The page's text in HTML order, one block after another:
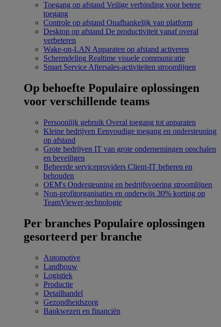
Toegang op afstand Veilige verbinding voor betere
toegang
Controle op afstand Onafhankelijk van platform
Desktop op afstand De productiviteit vanaf overal
verbeteren
Wake-on-LAN Apparaten op afstand activeren
Schermdeling Realtime visuele communicatie
Smart Service Aftersales-activiteiten stroomlijnen
Op behoefte Populaire oplossingen
voor verschillende teams
Persoonlijk gebruik Overal toegang tot apparaten
Kleine bedrijven Eenvoudige toegang en ondersteuning
op afstand
Grote bedrijven IT van grote ondernemingen opschalen
en beveiligen
Beheerde serviceproviders Client-IT beheren en
behouden
OEM's Ondersteuning en bedrijfsvoering stroomlijnen
Non-profitorganisaties en onderwijs 30% korting op
TeamViewer-technologie
Per branches Populaire oplossingen
gesorteerd per branche
Automotive
Landbouw
Logistiek
Productie
Detailhandel
Gezondheidszorg
Bankwezen en financiën